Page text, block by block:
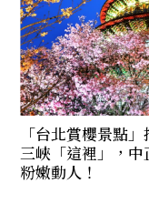
「台北賞櫻景點
三峽「這裡」，
粉嫩動人！